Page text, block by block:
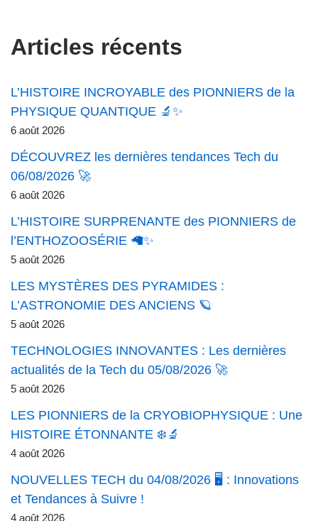
Articles récents
L’HISTOIRE INCROYABLE des PIONNIERS de la
PHYSIQUE QUANTIQUE 🔬✨
6 août 2026
DÉCOUVREZ les dernières tendances Tech du
06/08/2026 🚀
6 août 2026
L’HISTOIRE SURPRENANTE des PIONNIERS de
l’ENTHOZOOSÉRIE 🦙✨
5 août 2026
LES MYSTÈRES DES PYRAMIDES :
L’ASTRONOMIE DES ANCIENS 🪐
5 août 2026
TECHNOLOGIES INNOVANTES : Les dernières
actualités de la Tech du 05/08/2026 🚀
5 août 2026
LES PIONNIERS de la CRYOBIOPHYSIQUE : Une
HISTOIRE ÉTONNANTE ❄️🔬
4 août 2026
NOUVELLES TECH du 04/08/2026 🖥️ : Innovations
et Tendances à Suivre !
4 août 2026